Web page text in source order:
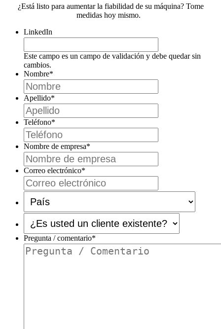
¿Está listo para aumentar la fiabilidad de su máquina? Tome
medidas hoy mismo.
LinkedIn
Este campo es un campo de validación y debe quedar sin
cambios.
Nombre*
Apellido*
Teléfono*
Nombre de empresa*
Correo electrónico*
País*
¿Es
usted
un
cliente
existente?
*
Pregunta / comentario*